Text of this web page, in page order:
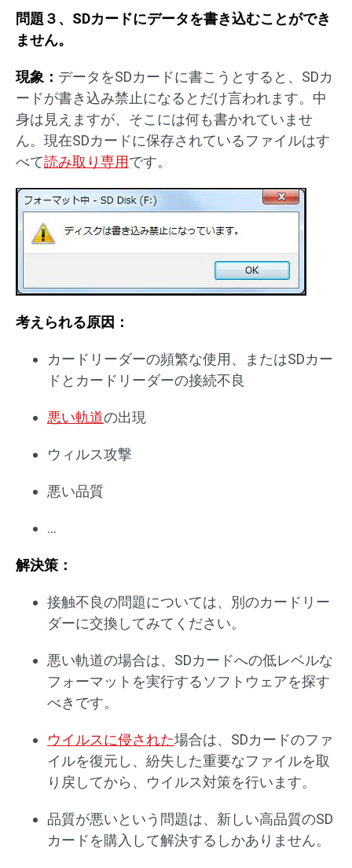
問題３、SDカードにデータを書き込むことができ
ません。
現象： データをSDカードに書こうとすると、SDカ
ードが書き込み禁止になるとだけ言われます。中
身は見えますが、そこには何も書かれていませ
ん。現在SDカードに保存されているファイルはす
べて読み取り専用です。
考えられる原因：
カードリーダーの頻繁な使用、またはSDカー
ドとカードリーダーの接続不良
悪い軌道の出現
ウィルス攻撃
悪い品質
…
解決策：
接触不良の問題については、別のカードリー
ダーに交換してみてください。
悪い軌道の場合は、SDカードへの低レベルな
フォーマットを実行するソフトウェアを探す
べきです。
ウイルスに侵された場合は、SDカードのファ
イルを復元し、紛失した重要なファイルを取
り戻してから、ウイルス対策を行います。
品質が悪いという問題は、新しい高品質のSD
カードを購入して解決するしかありません。